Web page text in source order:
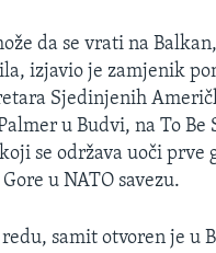
da se vrati na
izjavio je zamjenik
Sjedinjenih
u Budvi, na To Be
se održava uoči prve
u NATO savezu.
samit otvoren je u